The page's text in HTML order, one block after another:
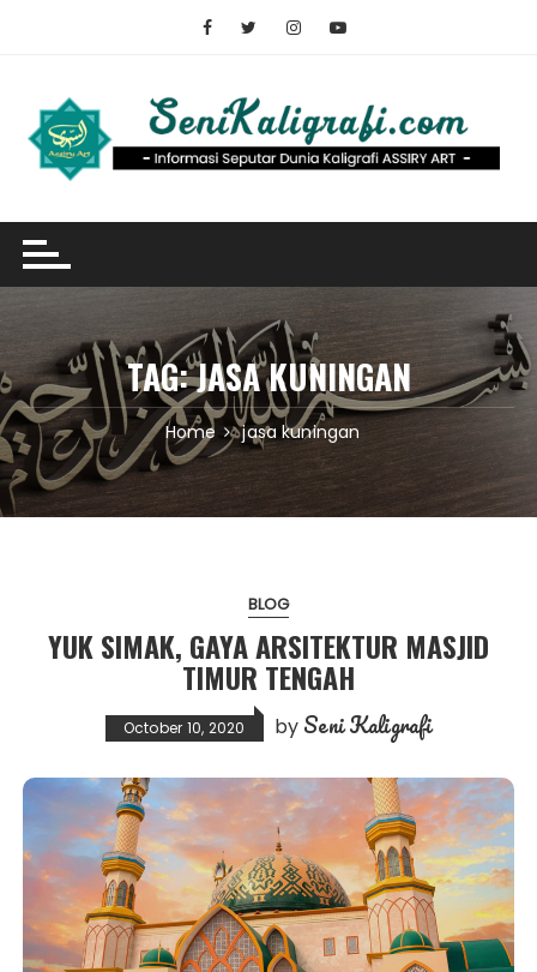
TAG:JASA KUNINGAN
Home jasa kuningan
BLOG
YUK SIMAK, GAYA ARSITEKTUR MASJID
TIMUR TENGAH
October 10, 2020 by Seni Kaligrafi